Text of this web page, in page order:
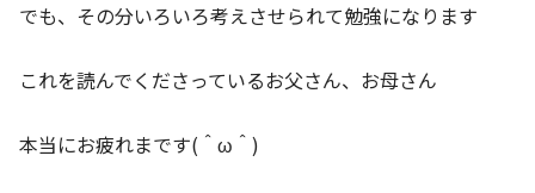
でも、その分いろいろ考えさせられて勉強になります
これを読んでくださっているお父さん、お母さん
本当にお疲れまです(＾ω＾)